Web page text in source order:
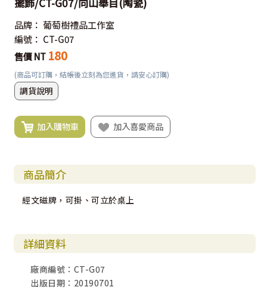
品牌： 葡萄樹禮品工作室
編號： CT-G07
售價 NT 180
(商品可訂購，結帳後立刻為您進貨，請安心訂購)
調貨說明
加入購物車 加入喜愛商品
商品簡介
經文磁牌，可掛、可立於桌上
詳細資料
廠商編號：CT-G07
出版日期：20190701